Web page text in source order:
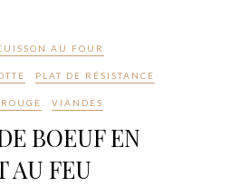
AU FOUR
PLAT DE RÉSISTANCE
VIANDES
BOEUF EN
AU FEU